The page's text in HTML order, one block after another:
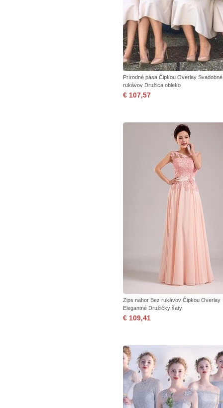
Prírodné pása Čipkou Overlay
rukávov Družica obleko
€ 107,57
Zips nahor Bez rukávov Čipkou Overlay
Elegantné Družičky šaty
€ 109,41